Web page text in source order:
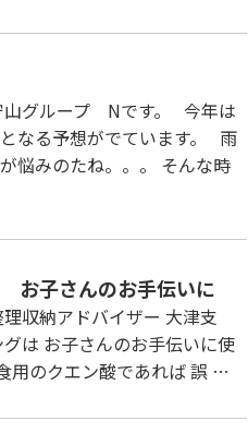
山グループ Nです。 今年は
なる予想がでています。 雨
悩みのたね。。。 そんな時
お子さんのお手伝いに
収納アドバイザー 大津支
お子さんのお手伝いに使
用のクエン酸であれば 誤 …